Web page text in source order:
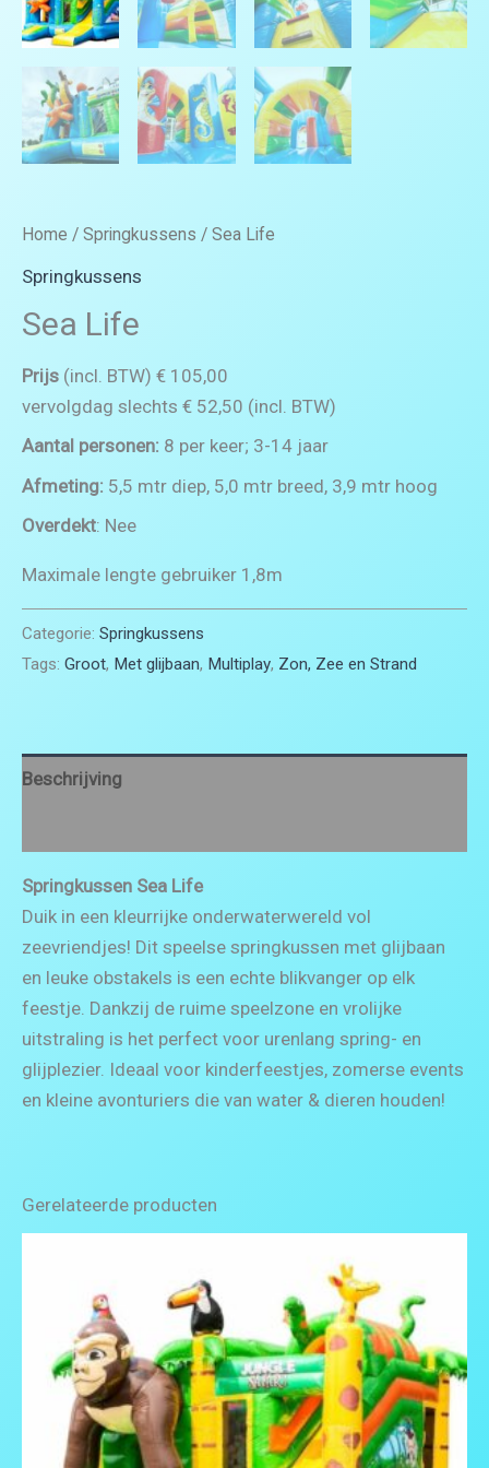
Home / Springkussens / Sea Life
Springkussens
Sea Life
Prijs (incl. BTW) € 105,00
vervolgdag slechts € 52,50 (incl. BTW)
Aantal personen: 8 per keer; 3-14 jaar
Afmeting: 5,5 mtr diep, 5,0 mtr breed, 3,9 mtr hoog
Overdekt: Nee
Maximale lengte gebruiker 1,8m
Categorie: Springkussens
Tags: Groot, Met glijbaan, Multiplay, Zon, Zee en Strand
Beschrijving
Springkussen Sea Life
Duik in een kleurrijke onderwaterwereld vol
zeevriendjes! Dit speelse springkussen met glijbaan
en leuke obstakels is een echte blikvanger op elk
feestje. Dankzij de ruime speelzone en vrolijke
uitstraling is het perfect voor urenlang spring- en
glijplezier. Ideaal voor kinderfeestjes, zomerse events
en kleine avonturiers die van water & dieren houden!
Gerelateerde producten